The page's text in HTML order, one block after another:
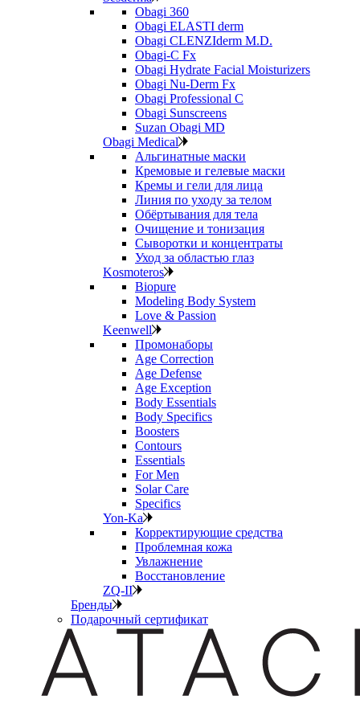
Obagi 360
Obagi ELASTI derm
Obagi CLENZIderm M.D.
Obagi-C Fx
Obagi Hydrate Facial Moisturizers
Obagi Nu-Derm Fx
Obagi Professional C
Obagi Sunscreens
Suzan Obagi MD
Obagi Medical
Альгинатные маски
Кремовые и гелевые маски
Кремы и гели для лица
Линия по уходу за телом
Обёртывания для тела
Очищение и тонизация
Сыворотки и концентраты
Уход за областью глаз
Kosmoteros
Biopure
Modeling Body System
Love & Passion
Keenwell
Промонаборы
Age Correction
Age Defense
Age Exception
Body Essentials
Body Specifics
Boosters
Contours
Essentials
For Men
Solar Care
Specifics
Yon-Ka
Корректирующие средства
Проблемная кожа
Увлажнение
Восстановление
ZQ-II
Бренды
Подарочный сертификат